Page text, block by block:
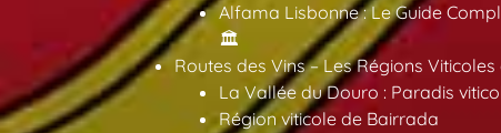
Alfama Lisbonne : Le Guide
🏛️
Routes des Vins – Les Régions
La Vallée du Douro : Paradis
Région viticole de Bairrada